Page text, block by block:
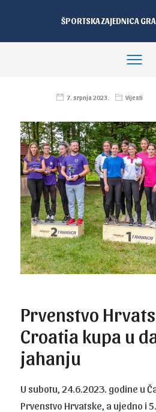
ŠPORTSKA ZAJEDNICA
7. srpnja 2023. Vijesti
Prvenstvo
Croatia kupa u
jahanju
U subotu, 24.6.2023. godine u
Prvenstvo Hrvatske, a ujedno i